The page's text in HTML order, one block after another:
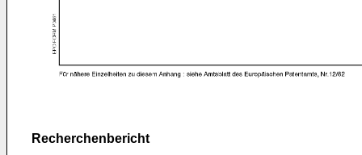
Recherchenbericht